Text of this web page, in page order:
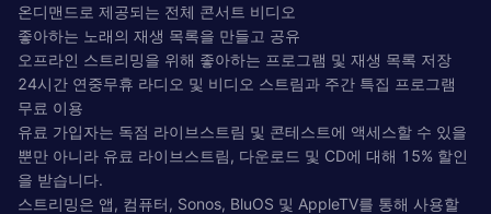
온디맨드로 제공되는 전체 콘서트 비디오
좋아하는 노래의 재생 목록을 만들고 공유
오프라인 스트리밍을 위해 좋아하는 프로그램 및 재생 목록 저장
24시간 연중무휴 라디오 및 비디오 스트림과 주간 특집 프로그램
무료 이용
유료 가입자는 독점 라이브스트림 및 콘테스트에 액세스할 수 있을
뿐만 아니라 유료 라이브스트림, 다운로드 및 CD에 대해 15% 할인
을 받습니다.
스트리밍은 앱, 컴퓨터, Sonos, BluOS 및 AppleTV를 통해 사용할